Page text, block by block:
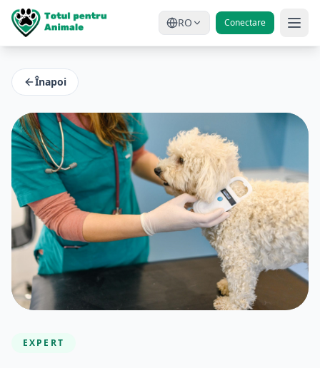
RO Conectare
Înapoi
EXPERT